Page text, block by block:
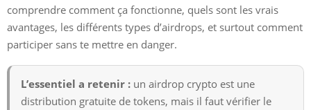
comprendre comment ça fonctionne, quels sont les vrais
avantages, les différents types d’airdrops, et surtout comment
participer sans te mettre en danger.
L’essentiel a retenir : un airdrop crypto est une
distribution gratuite de tokens, mais il faut vérifier le